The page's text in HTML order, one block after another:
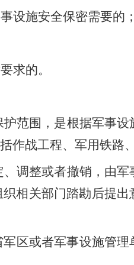
设施安全保密需要的；
求的。
范围，是根据军事
作战工程、军用铁路
调整或者撤销，由
相关部门踏勘后提出
区或者军事设施管